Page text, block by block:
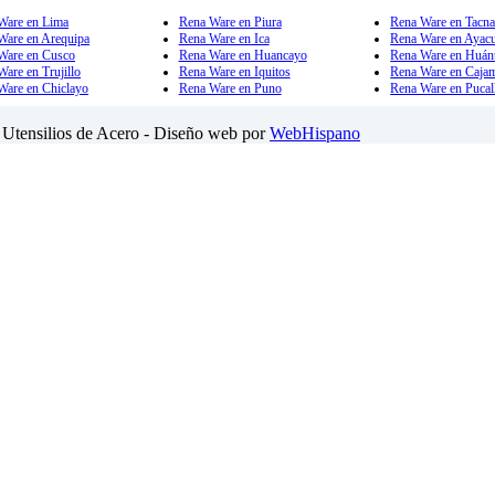
en Lima
en Arequipa
en Cusco
en Trujillo
en Chiclayo
Rena Ware en Piura
Rena Ware en Ica
Rena Ware en Huancayo
Rena Ware en Iquitos
Rena Ware en Puno
Rena Ware en Tacna
Rena Ware en
Rena Ware en
Rena Ware en
Rena Ware en
de Acero - Diseño web porWebHispano